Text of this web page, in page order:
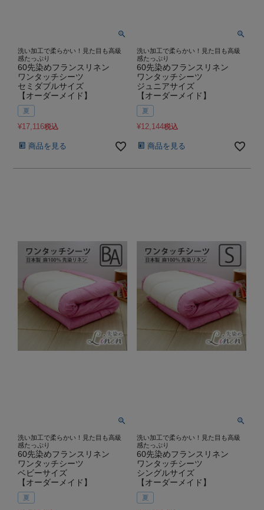
洗い加工で柔らかい！見た目も高級
感たっぷり
60先染めフランスリネン
ワンタッチシーツ
セミダブルサイズ
【オーダーメイド】
夏
¥17,116税込
商品を見る
洗い加工で柔らかい！見た目も高級
感たっぷり
60先染めフランスリネン
ワンタッチシーツ
ジュニアサイズ
【オーダーメイド】
夏
¥12,144税込
商品を見る
洗い加工で柔らかい！見た目も高級
感たっぷり
60先染めフランスリネン
ワンタッチシーツ
ベビーサイズ
【オーダーメイド】
夏
洗い加工で柔らかい！見た目も高級
感たっぷり
60先染めフランスリネン
ワンタッチシーツ
シングルサイズ
【オーダーメイド】
夏